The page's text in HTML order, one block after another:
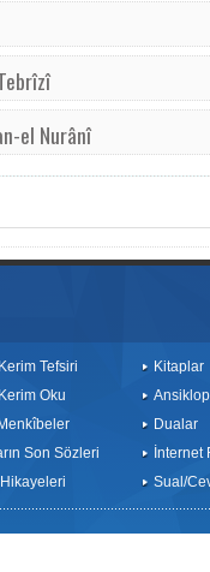
el Nurânî
Tefsiri
Oku
Son Sözleri
Kitaplar
Dualar
İnternet
Sual/